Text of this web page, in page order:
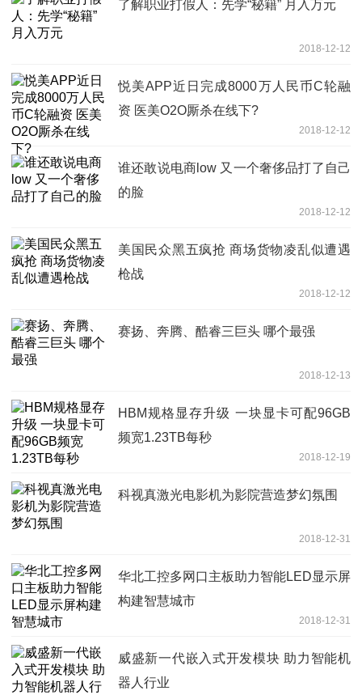
了解职业打假人：先学“秘籍” 月入万元
2018-12-12
悦美APP近日完成8000万人民币C轮融
资 医美O2O厮杀在线下?
2018-12-12
谁还敢说电商low 又一个奢侈品打了自己
的脸
2018-12-12
美国民众黑五疯抢 商场货物凌乱似遭遇
枪战
2018-12-12
赛扬、奔腾、酷睿三巨头 哪个最强
2018-12-13
HBM规格显存升级 一块显卡可配96GB
频宽1.23TB每秒
2018-12-19
科视真激光电影机为影院营造梦幻氛围
2018-12-31
华北工控多网口主板助力智能LED显示屏
构建智慧城市
2018-12-31
威盛新一代嵌入式开发模块 助力智能机
器人行业